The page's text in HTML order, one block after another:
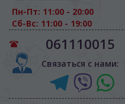
Пн-Пт: 11:00 - 20:00
Сб-Вс: 11:00 - 19:00
061110015
Связаться с нами: